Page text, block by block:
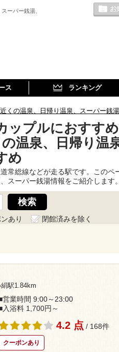
ーパー銭湯、
ス ランキング
くの温泉、日帰り温泉、スーパー銭
ップルにおすす
温泉、日帰り温泉
め
常総線などが走る駅です。このペ
スーパー銭湯情報をご紹介します。
あり
閉館済みを除く
駅1.84km
営業時間 9:00～23:00
入浴料 1,700円～
4.2 点 / 168件
クーポンあり